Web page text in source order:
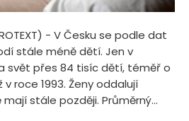
- V Česku se podle dat
stále méně dětí. Jen v
svět přes 84 tisíc dětí, téměř o
roce 1993. Ženy oddalují
stále později. Průměrný...